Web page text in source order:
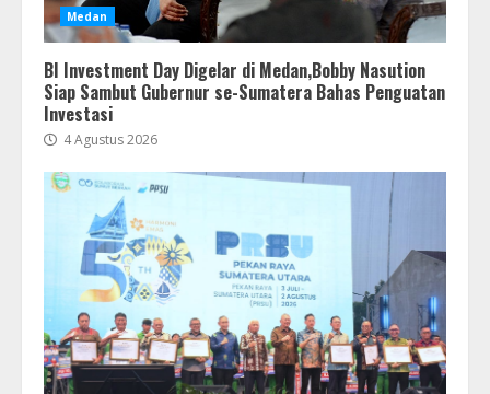
Medan
BI Investment Day Digelar di Medan,Bobby Nasution
Siap Sambut Gubernur se-Sumatera Bahas Penguatan
Investasi
4 Agustus 2026